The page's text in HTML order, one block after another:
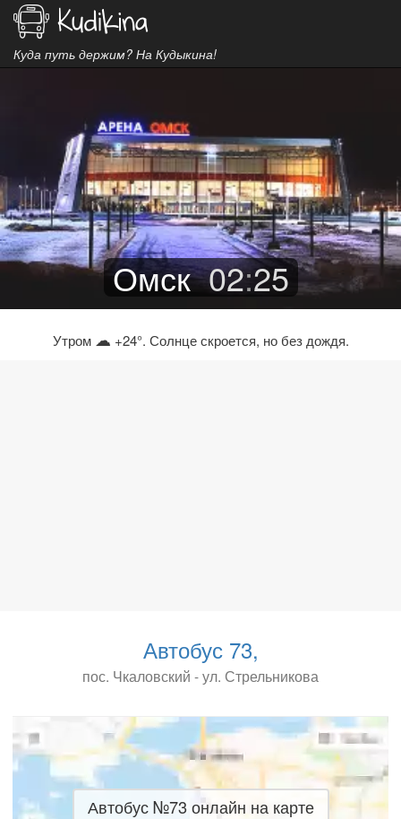
Куда путь держим? На Кудыкина!
Омск 02:25
Утром ☁ +24°. Солнце скроется, но без дождя.
Автобус 73,
пос. Чкаловский - ул. Стрельникова
Автобус №73 онлайн на карте